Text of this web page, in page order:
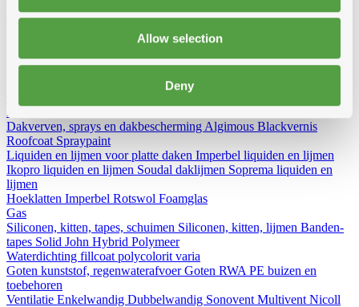
Allow selection
Deny
Toebehoren voor dak en gevel
LoodvervangerWakaflexKoraflexEterflexAlu loodflexKoraflex
EPDM loodvervanger zelfklevend
Dakverven, sprays en dakbescherming Algimous Blackvernis
Roofcoat Spraypaint
Liquiden en lijmen voor platte daken Imperbel liquiden en lijmen
Ikopro liquiden en lijmen Soudal daklijmen Soprema liquiden en
lijmen
Hoeklatten Imperbel Rotswol Foamglas
Gas
Siliconen, kitten, tapes, schuimen Siliconen, kitten, lijmen Banden-
tapes Solid John Hybrid Polymeer
Waterdichting fillcoat polycolorit varia
Goten kunststof, regenwaterafvoerGoten RWA PE buizen en
toebehoren
Ventilatie Enkelwandig Dubbelwandig Sonovent Multivent Nicoll